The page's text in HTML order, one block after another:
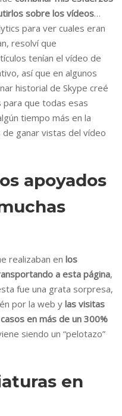
sobre los vídeos…
para ver cuales eran
resolví que
tenían el vídeo de
así que en algunos
historial de Skype creé
para que todas esas
tiempo más en la
de ganar vistas del vídeo
apoyados
realizaban en los
a esta página,
fue una grata sorpresa,
por la web y las visitas
en más de un 300%
siendo un “pelotazo”
en